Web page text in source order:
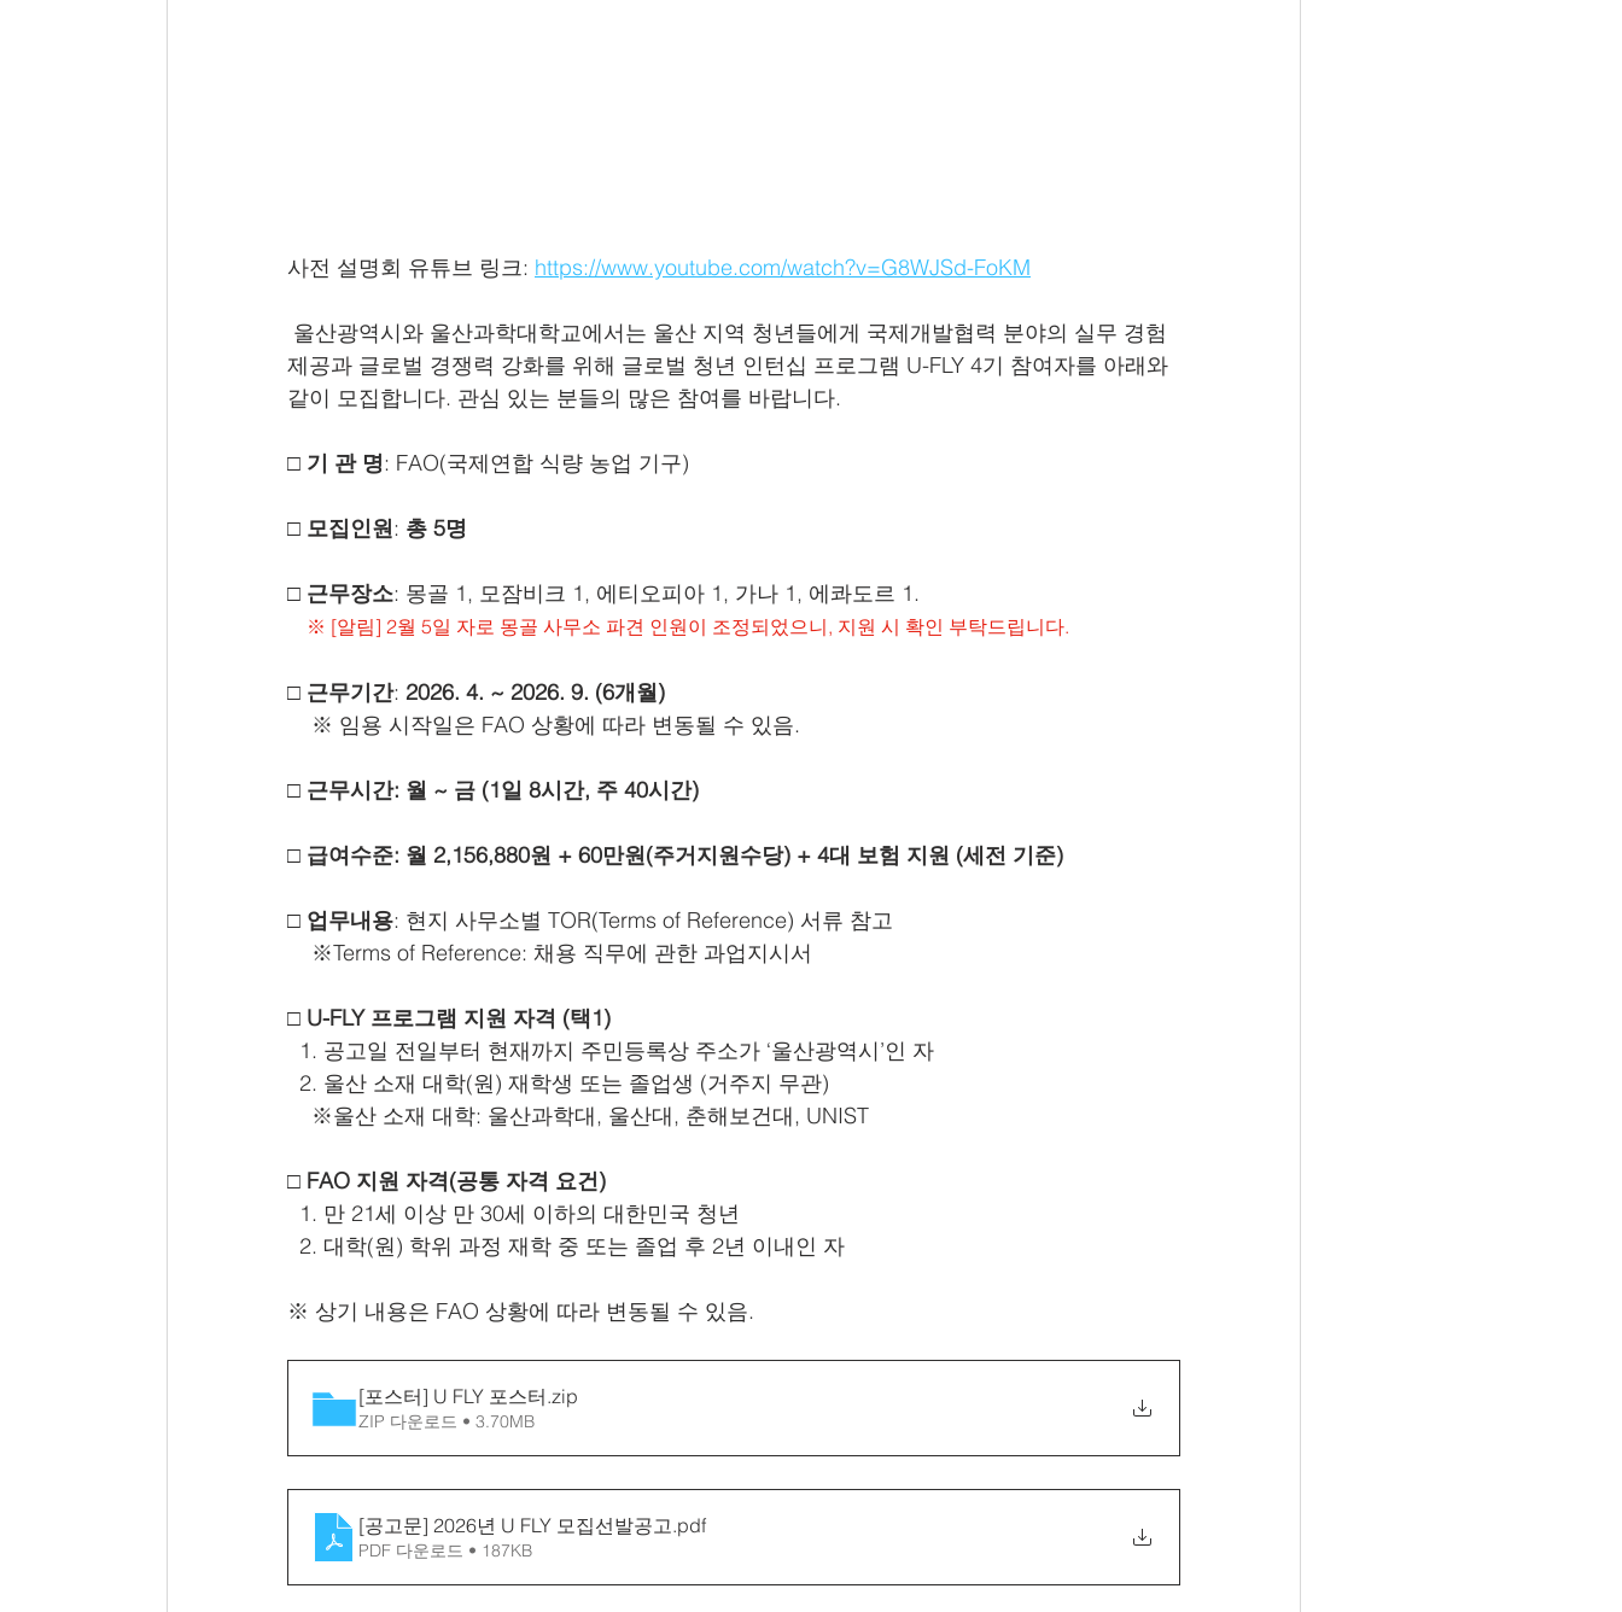
사전 설명회 유튜브 링크: https://www.youtube.com/watch?v=G8WJSd-FoKM
제공과 글로벌 경쟁력 강화를 위해 글로벌 청년 인턴십 프로그램 U-FLY 4기 참여자를 아래와
같이 모집합니다. 관심 있는 분들의 많은 참여를 바랍니다.
□ 기 관 명: FAO(국제연합 식량 농업 기구)
□ 모집인원: 총 5명
□ 근무장소: 몽골 1, 모잠비크 1, 에티오피아 1, 가나 1, 에콰도르 1.
    ※ [알림] 2월 5일 자로 몽골 사무소 파견 인원이 조정되었으니, 지원 시 확인 부탁드립니다.
□ 근무기간: 2026. 4. ~ 2026. 9. (6개월)
※ 임용 시작일은 FAO 상황에 따라 변동될 수 있음.
□ 근무시간: 월 ~ 금 (1일 8시간, 주 40시간)
□ 급여수준: 월 2,156,880원 + 60만원(주거지원수당) + 4대 보험 지원 (세전 기준)
□ 업무내용: 현지 사무소별 TOR(Terms of Reference) 서류 참고
※Terms of Reference: 채용 직무에 관한 과업지시서
□ U-FLY 프로그램 지원 자격 (택1)
1. 공고일 전일부터 현재까지 주민등록상 주소가 ‘울산광역시’인 자
2. 울산 소재 대학(원) 재학생 또는 졸업생 (거주지 무관)
※울산 소재 대학: 울산과학대, 울산대, 춘해보건대, UNIST
□ FAO 지원 자격(공통 자격 요건)
1. 만 21세 이상 만 30세 이하의 대한민국 청년
2. 대학(원) 학위 과정 재학 중 또는 졸업 후 2년 이내인 자
※ 상기 내용은 FAO 상황에 따라 변동될 수 있음.
[포스터] U FLY 포스터.zip
ZIP 다운로드 • 3.70MB
[공고문] 2026년 U FLY 모집선발공고.pdf
PDF 다운로드 • 187KB